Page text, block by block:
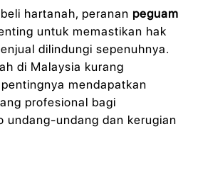
hartanah, peranan peguam
untuk memastikan hak
dilindungi sepenuhnya.
di Malaysia kurang
mendapatkan
profesional bagi
undang-undang dan kerugian